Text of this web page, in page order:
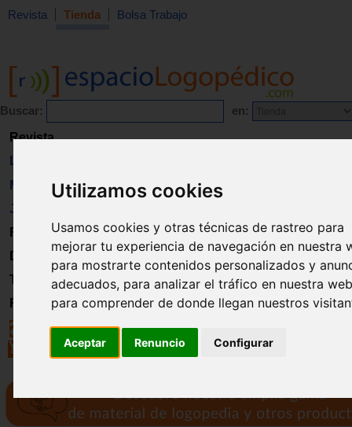
Utilizamos cookies
Usamos cookies y otras técnicas de rastreo para
mejorar tu experiencia de navegación en nuestra
para mostrarte contenidos personalizados y
adecuados, para analizar el tráfico en nuestra
para comprender de donde llegan nuestros
Aceptar Renuncio Configurar
Revista Tienda Bolsa Trabajo
Buscar: en:
Revista
Libros
Material
Juguetes
Formación
Directorio
Trabajo
Registro